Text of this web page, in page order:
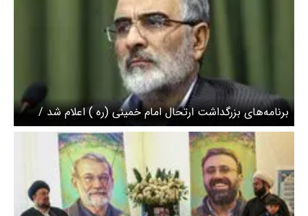
برنامه‌های بزرگداشت ارتحال امام خمینی (ره ) اعلام شد /
حسن خمینی سخنرانی نمی‌کند